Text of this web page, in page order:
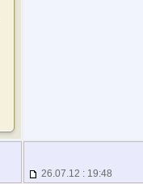
26.07.12 : 19:48